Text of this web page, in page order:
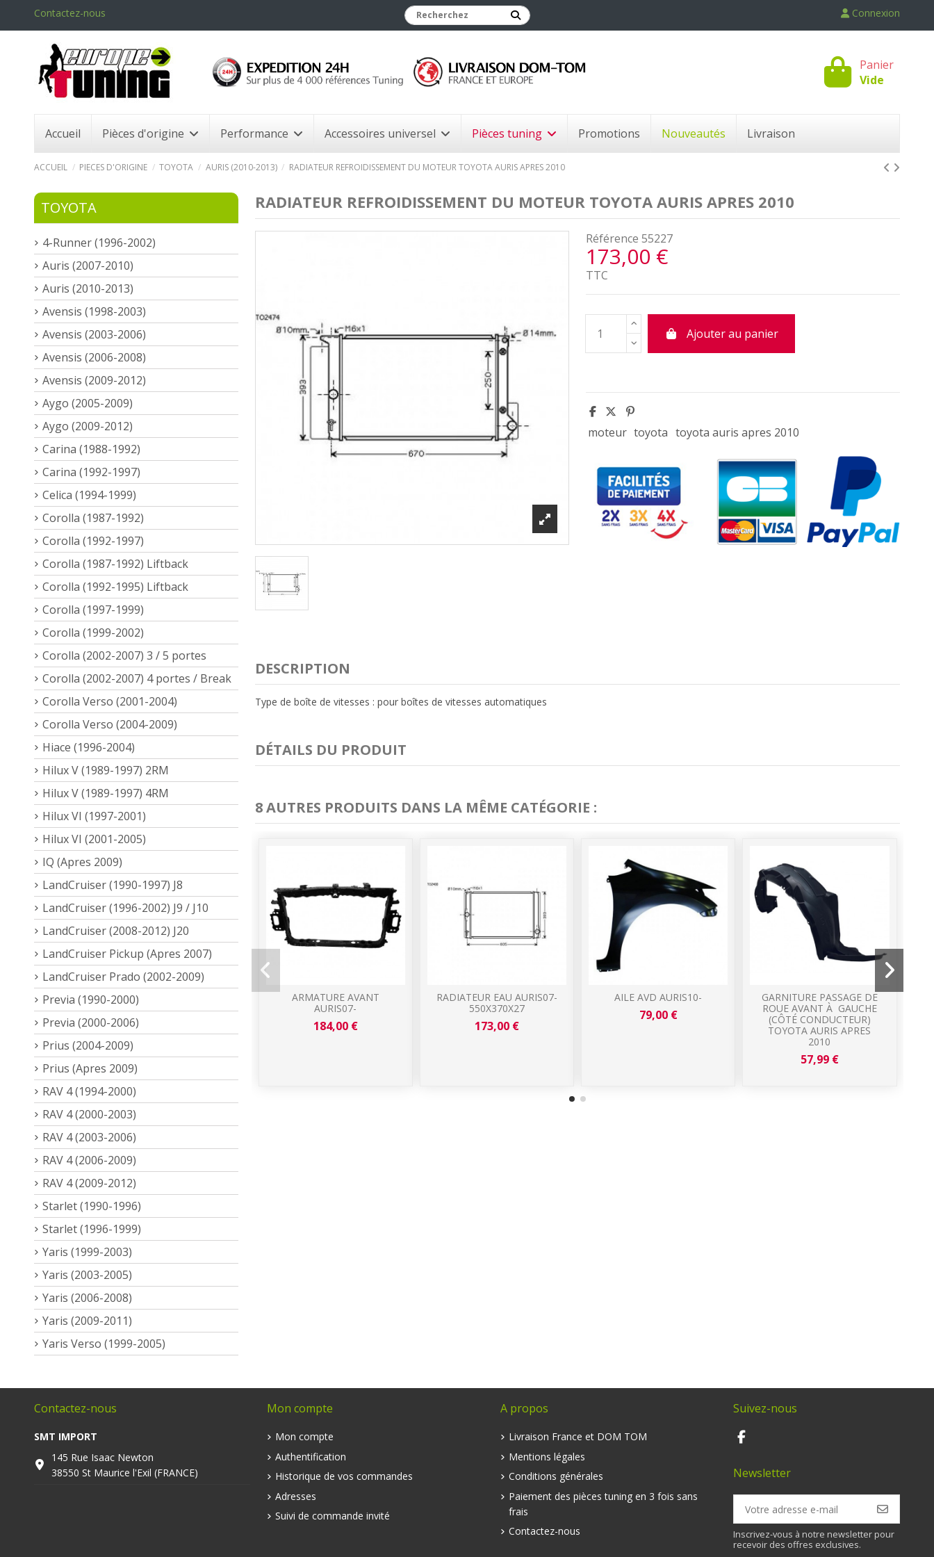
Contactez-nous Connexion
Panier
Vide
Accueil Pièces d'origine Performance Accessoires universel Pièces tuning Promotions Nouveautés Livraison
ACCUEIL PIECES D'ORIGINE TOYOTA AURIS (2010-2013) RADIATEUR REFROIDISSEMENT DU MOTEUR TOYOTA AURIS APRES 2010
RADIATEUR REFROIDISSEMENT DU MOTEUR TOYOTA AURIS APRES 2010
Référence 55227
173,00 €
TTC
Ajouter au panier
moteur toyota toyota auris apres 2010
DESCRIPTION
Type de boîte de vitesses : pour boîtes de vitesses automatiques
DÉTAILS DU PRODUIT
8 AUTRES PRODUITS DANS LA MÊME CATÉGORIE :
ARMATURE AVANT
AURIS07-
184,00 €
RADIATEUR EAU AURIS07-
550X370X27
173,00 €
AILE AVD AURIS10-
79,00 €
GARNITURE PASSAGE DE
ROUE AVANT À GAUCHE
(CÔTÉ CONDUCTEUR)
TOYOTA AURIS APRES
2010
57,99 €
TOYOTA
4-Runner (1996-2002)
Auris (2007-2010)
Auris (2010-2013)
Avensis (1998-2003)
Avensis (2003-2006)
Avensis (2006-2008)
Avensis (2009-2012)
Aygo (2005-2009)
Aygo (2009-2012)
Carina (1988-1992)
Carina (1992-1997)
Celica (1994-1999)
Corolla (1987-1992)
Corolla (1992-1997)
Corolla (1987-1992) Liftback
Corolla (1992-1995) Liftback
Corolla (1997-1999)
Corolla (1999-2002)
Corolla (2002-2007) 3 / 5 portes
Corolla (2002-2007) 4 portes / Break
Corolla Verso (2001-2004)
Corolla Verso (2004-2009)
Hiace (1996-2004)
Hilux V (1989-1997) 2RM
Hilux V (1989-1997) 4RM
Hilux VI (1997-2001)
Hilux VI (2001-2005)
IQ (Apres 2009)
LandCruiser (1990-1997) J8
LandCruiser (1996-2002) J9 / J10
LandCruiser (2008-2012) J20
LandCruiser Pickup (Apres 2007)
LandCruiser Prado (2002-2009)
Previa (1990-2000)
Previa (2000-2006)
Prius (2004-2009)
Prius (Apres 2009)
RAV 4 (1994-2000)
RAV 4 (2000-2003)
RAV 4 (2003-2006)
RAV 4 (2006-2009)
RAV 4 (2009-2012)
Starlet (1990-1996)
Starlet (1996-1999)
Yaris (1999-2003)
Yaris (2003-2005)
Yaris (2006-2008)
Yaris (2009-2011)
Yaris Verso (1999-2005)
Contactez-nous
SMT IMPORT
145 Rue Isaac Newton
38550 St Maurice l'Exil (FRANCE)
Mon compte
Mon compte
Authentification
Historique de vos commandes
Adresses
Suivi de commande invité
A propos
Livraison France et DOM TOM
Mentions légales
Conditions générales
Paiement des pièces tuning en 3 fois sans
frais
Contactez-nous
Suivez-nous
Newsletter
Inscrivez-vous à notre newsletter pour
recevoir des offres exclusives.